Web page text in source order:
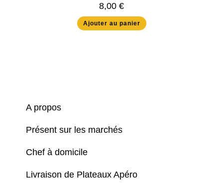
8,00 €
Ajouter au panier
A propos
Présent sur les marchés
Chef à domicile
Livraison de Plateaux Apéro